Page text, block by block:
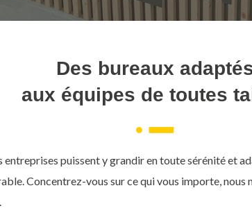
Des bureaux
aux équipes de toutes
puissent y grandir en toute sérénité et
Concentrez-vous sur ce qui vous importe,